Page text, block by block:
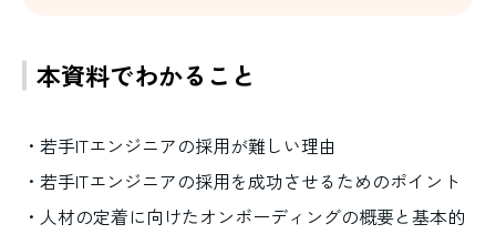
本資料でわかること
・若手ITエンジニアの採用が難しい理由
・若手ITエンジニアの採用を成功させるためのポイント
・人材の定着に向けたオンボーディングの概要と基本的